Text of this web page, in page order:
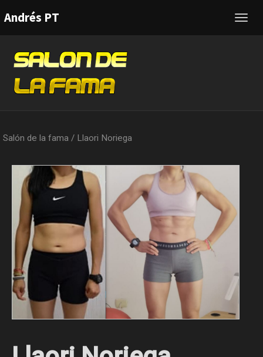
Andrés PT
Salón de la fama / Llaori Noriega